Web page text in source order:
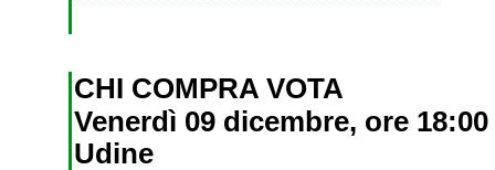
CHI COMPRA VOTA
Venerdì 09 dicembre, ore
Udine